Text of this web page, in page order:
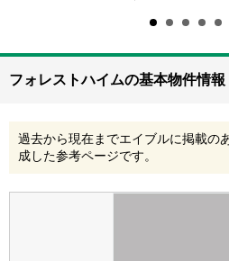
フォレストハイムの基本物件情報
過去から現在までエイブルに掲載の
成した参考ページです。